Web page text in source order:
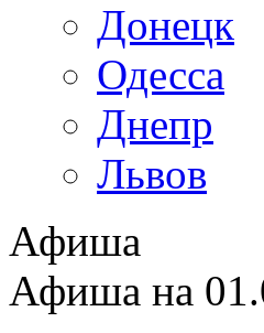
Донецк
Одесса
Днепр
Львов
Афиша
Афиша на